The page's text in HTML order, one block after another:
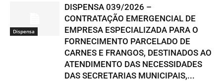
Dispensa
DISPENSA 039/2026 –
CONTRATAÇÃO EMERGENCIAL DE
EMPRESA ESPECIALIZADA PARA O
FORNECIMENTO PARCELADO DE
CARNES E FRANGOS, DESTINADOS AO
ATENDIMENTO DAS NECESSIDADES
DAS SECRETARIAS MUNICIPAIS,...